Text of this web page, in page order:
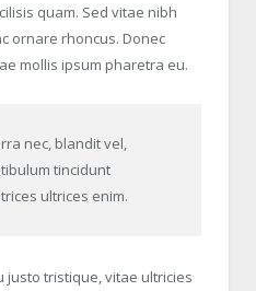
quam. Sed vitae nibh
ornare rhoncus. Donec
mollis ipsum pharetra eu.
nec, blandit vel,
tincidunt
ultrices enim.
tristique, vitae ultricies